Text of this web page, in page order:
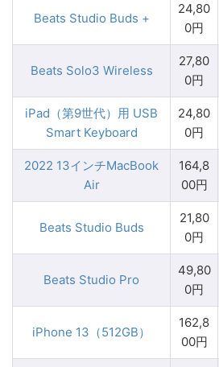
Beats Studio Buds +
24,80
0円
Beats Solo3 Wireless
27,80
0円
iPad（第9世代）用 USB
Smart Keyboard
24,80
0円
2022 13インチMacBook
Air
164,8
00円
Beats Studio Buds
21,80
0円
Beats Studio Pro
49,80
0円
iPhone 13（512GB）
162,8
00円